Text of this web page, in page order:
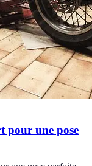
pour une pose